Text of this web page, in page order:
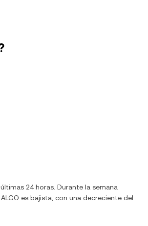
24 horas. Durante la semana
es bajista, con una decreciente del